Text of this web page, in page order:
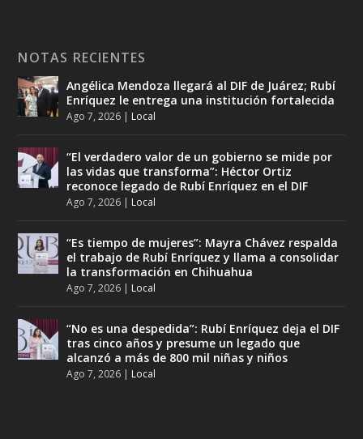
NOTAS RECIENTES
Angélica Mendoza llegará al DIF de Juárez; Rubí
Enríquez le entrega una institución fortalecida
Ago 7, 2026 | Local
“El verdadero valor de un gobierno se mide por
las vidas que transforma”: Héctor Ortiz
reconoce legado de Rubí Enríquez en el DIF
Ago 7, 2026 | Local
“Es tiempo de mujeres”: Mayra Chávez respalda
el trabajo de Rubí Enríquez y llama a consolidar
la transformación en Chihuahua
Ago 7, 2026 | Local
“No es una despedida”: Rubí Enríquez deja el DIF
tras cinco años y presume un legado que
alcanzó a más de 800 mil niñas y niños
Ago 7, 2026 | Local